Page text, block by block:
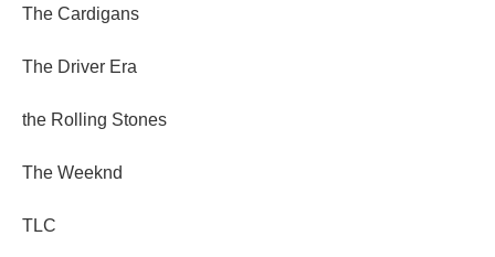
The Cardigans
The Driver Era
the Rolling Stones
The Weeknd
TLC